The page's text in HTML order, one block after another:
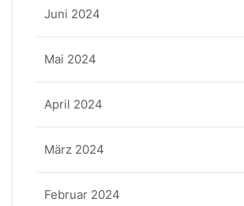
Juni 2024
Mai 2024
April 2024
März 2024
Februar 2024